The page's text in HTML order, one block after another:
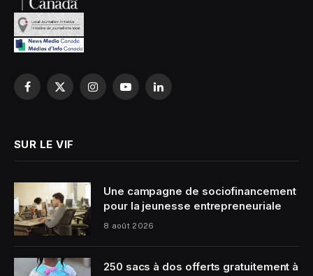
Facebook
X
InstagramYouTubeLinkedIn
SUR LE VIF
Une campagne de sociofinancement
pour la jeunesse entrepreneuriale
8 août 2026
250 sacs à dos offerts gratuitement à